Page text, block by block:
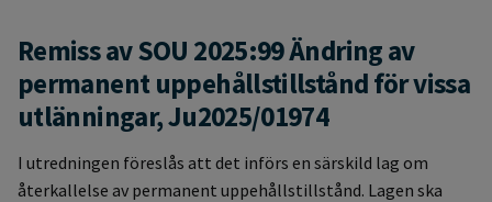
Remiss av SOU 2025:99 Ändring av
permanent uppehållstillstånd för vissa
utlänningar, Ju2025/01974
I utredningen föreslås att det införs en särskild lag om
återkallelse av permanent uppehållstillstånd. Lagen ska